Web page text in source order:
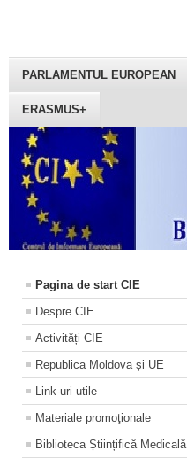
PARLAMENTUL EUROPEAN
ERASMUS+
Pagina de start CIE
Despre CIE
Activități CIE
Republica Moldova și UE
Link-uri utile
Materiale promoţionale
Biblioteca Științifică Medicală